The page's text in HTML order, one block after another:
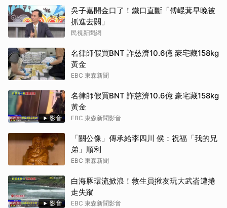
吳子嘉開金口了！鐵口直斷「傅崐萁早晚被
抓進去關」
民視新聞網
名律師假買BNT 詐慈濟10.6億 豪宅藏158kg
黃金
EBC 東森新聞
影音
名律師假買BNT 詐慈濟10.6億 豪宅藏158kg
黃金
EBC 東森新聞影音
「關公像」傳承給李四川 侯：祝福「我的兄
弟」順利
EBC 東森新聞
影音
白海豚環流掀浪！救生員揪友玩大武崙遭捲
走失蹤
EBC 東森新聞影音